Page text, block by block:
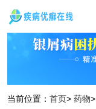
当前位置： 首页> 药物>